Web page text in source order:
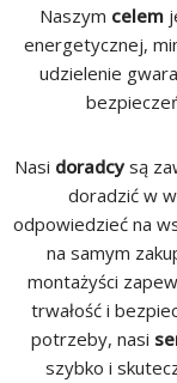
Naszym celem
energetycznej,
udzielenie
Nasi doradcysą
doradzić w
odpowiedzieć na
na samym
montażyści
trwałość i
potrzeby, nasi
szybko i